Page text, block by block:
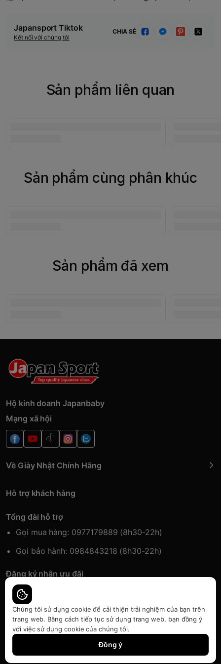
Japansport Tiktok
Kết nối với chúng tôi
CHIA SẺ
Sản phẩm liên quan
Sản phẩm cùng phân khúc
Sản phẩm đã xem
Hộ kinh doanh Japanbaby
Mạng xã hội
Về Giày Nhật Chính Hãng
Hỗ trợ khách hàng
Tổng đài hỗ trợ
Gọi mua hàng: 0977179889 (8h30-22h)
Gọi bảo hành: 0984843218 (8h30-22h)
Đăng ký nhận ưu đãi
Đăng kí để nhận thông tin ưu đãi sớm nhất.
Bàn quyền thuộc về Japansport | Cung cấp bởiSapo
Chúng tôi sử dụng cookie để cải thiện trải nghiệm của bạn trên
trang web. Bằng cách tiếp tục sử dụng trang web, bạn đồng ý
với việc sử dụng cookie của chúng tôi.
Đồng ý